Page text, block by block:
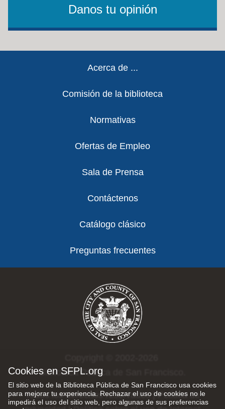
Cookies en SFPL.org
El sitio web de la Biblioteca Pública de San Francisco usa cookies
para mejorar tu experiencia. Rechazar el uso de cookies no le
impedirá el uso del sitio web, pero algunas de sus preferencias
Danos tu opinión
Acerca de ...
Comisión de la biblioteca
Normativas
Ofertas de Empleo
Sala de Prensa
Contáctenos
Catálogo clásico
Preguntas frecuentes
Biblioteca Pública de San Francisco.
Todos los derechos reservados |Política de